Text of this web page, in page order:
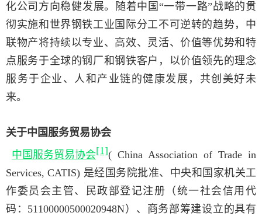
化公司方向稳健发展。随着中国“一带一路”战略的贯
彻实施和世界钢铁工业国际分工不可逆转的趋势，中
联物产将持续以专业、高效、灵活、价值等优势和特
点服务于全球的钢厂和钢铁客户，以价值领先的理念
服务于企业、人和产业链的健康发展，共创美好未
来。
关于中国服务贸易协会
中国服务贸易协会[1]( China Association of Trade in
Services, CATIS) 是经国务院批准、中央和国家机关工
作委员会主管、民政部登记注册（统一社会信用代
码：51100000500020948N）、商务部筹建设立的具有